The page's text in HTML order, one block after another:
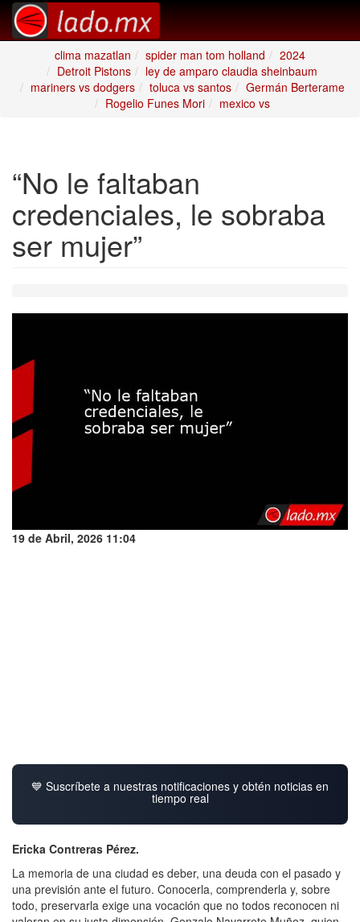
clima mazatlan spider man tom holland
2024
Detroit Pistons
ley de amparo claudia sheinbaum
mariners vs dodgers
toluca vs santos
Germán Berterame
Rogelio Funes Mori
mexico vs
“No le faltaban
credenciales, le sobraba
ser mujer”
19 de Abril, 2026 11:04
💙 Suscríbete a nuestras notificaciones y obtén noticias en
tiempo real
Ericka Contreras Pérez.
La memoria de una ciudad es deber, una deuda con el pasado y
una previsión ante el futuro. Conocerla, comprenderla y, sobre
todo, preservarla exige una vocación que no todos reconocen ni